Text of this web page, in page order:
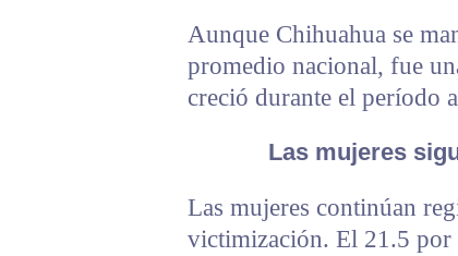
Aunque Chihuahua se
promedio nacional, fue
creció durante el período
Las mujeres
Las mujeres continúan
victimización. El 21.5 por